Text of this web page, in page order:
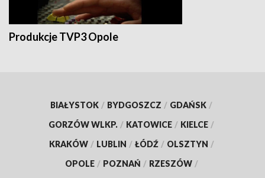
Produkcje TVP3 Opole
BIAŁYSTOK / BYDGOSZCZ / GDAŃSK /
GORZÓW WLKP. / KATOWICE / KIELCE /
KRAKÓW / LUBLIN / ŁÓDŹ / OLSZTYN /
OPOLE / POZNAŃ / RZESZÓW /